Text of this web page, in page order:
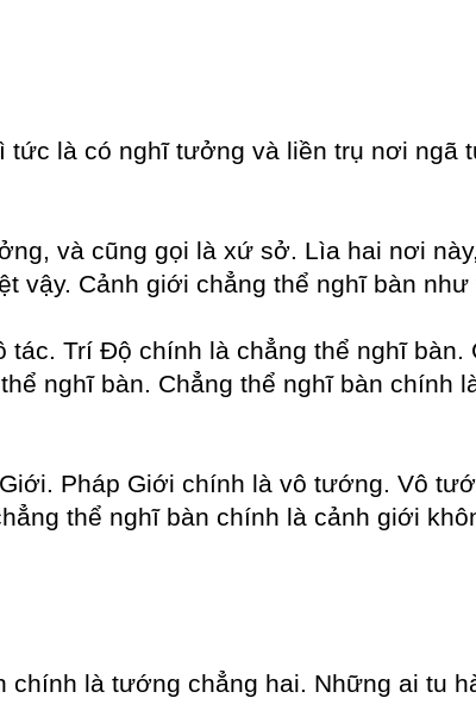
tức là có nghĩ tưởng và liền trụ nơi
và cũng gọi là xứ sở. Lìa hai nơi
vậy. Cảnh giới chẳng thể nghĩ bàn
Trí Độ chính là chẳng thể nghĩ
nghĩ bàn. Chẳng thể nghĩ bàn chính
Pháp Giới chính là vô tướng. Vô
thể nghĩ bàn chính là cảnh giới
là tướng chẳng hai. Những ai tu